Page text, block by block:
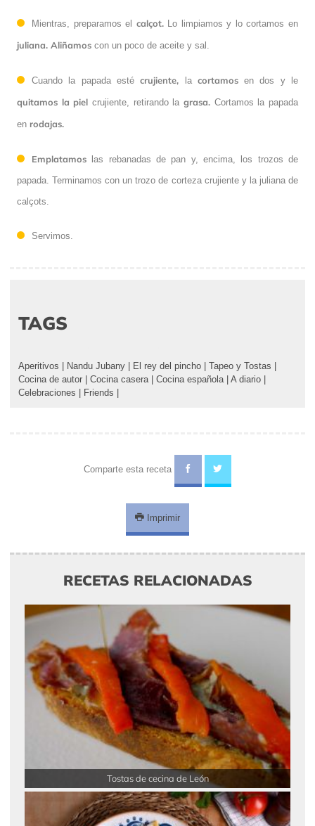
Mientras, preparamos el calçot.Lo limpiamos y lo cortamos en
juliana. Aliñamos con un poco de aceite y sal.
Cuando la papada estécrujiente, la cortamosen dos y le
quitamos la piel crujiente, retirando lagrasa. Cortamos la papada
en rodajas.
Emplatamos las rebanadas de pan y, encima, los trozos de
papada. Terminamos con un trozo de corteza crujiente y la juliana de
calçots.
Servimos.
TAGS
Aperitivos Nandu Jubany El rey del pincho Tapeo y Tostas
Cocina de autor
Cocina casera| Cocina española| A diario
Celebraciones
Friends
Comparte esta receta
Imprimir
RECETAS RELACIONADAS
Tostas de cecina de León